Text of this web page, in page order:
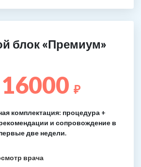
блок «Премиум»
16000 ₽
комплектация: процедура +
и сопровождение в
две недели.
врача